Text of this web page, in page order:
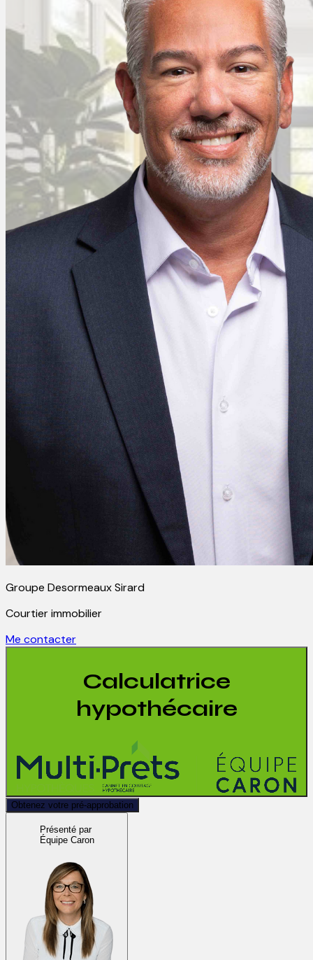
Groupe Desormeaux Sirard
Courtier immobilier
Me contacter
Calculatrice
hypothécaire
Obtenez votre pré-approbation
Présenté par
Équipe Caron